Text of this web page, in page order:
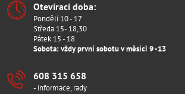
Otevírací doba:
Pondělí 10 - 17
Středa 15- 18,30
Pátek 15 - 18
Sobota: vždy první sobotu v měsíci 9 -13
608 315 658
- informace, rady